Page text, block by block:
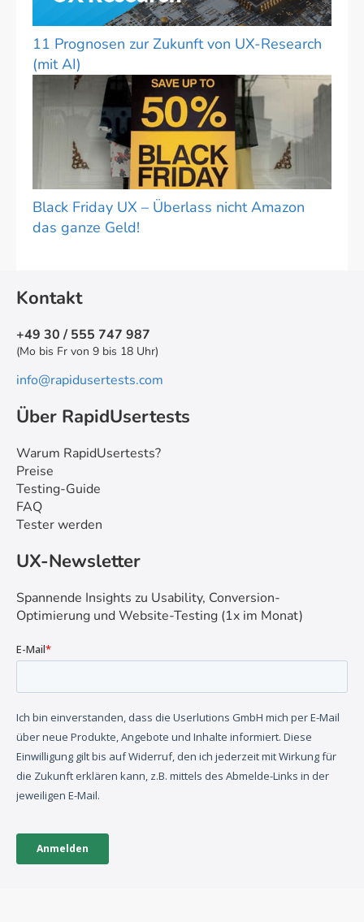
11 Prognosen zur Zukunft von UX-Research
(mit AI)
Black Friday UX – Überlass nicht Amazon
das ganze Geld!
Kontakt
+49 30 / 555 747 987
(Mo bis Fr von 9 bis 18 Uhr)
info@rapidusertests.com
Über RapidUsertests
Warum RapidUsertests?
Preise
Testing-Guide
FAQ
Tester werden
UX-Newsletter
Spannende Insights zu Usability, Conversion-
Optimierung und Website-Testing (1x im Monat)